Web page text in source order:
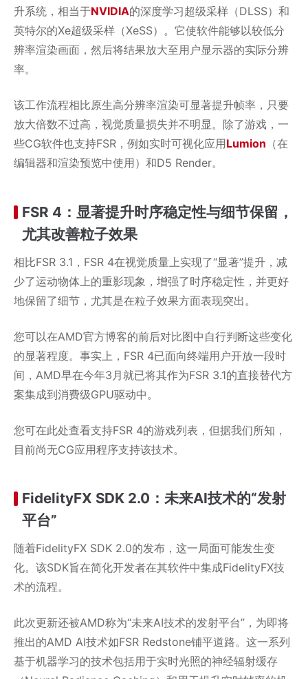
升系统，相当于NVIDIA的深度学习超级采样（DLSS）和
英特尔的Xe超级采样（XeSS）。它使软件能够以较低分
辨率渲染画面，然后将结果放大至用户显示器的实际分辨
率。
该工作流程相比原生高分辨率渲染可显著提升帧率，只要
放大倍数不过高，视觉质量损失并不明显。除了游戏，一
些CG软件也支持FSR，例如实时可视化应用Lumion （在
编辑器和渲染预览中使用）和D5 Render。
FSR 4：显著提升时序稳定性与细节保留，
尤其改善粒子效果
相比FSR 3.1，FSR 4在视觉质量上实现了“显著”提升，减
少了运动物体上的重影现象，增强了时序稳定性，并更好
地保留了细节，尤其是在粒子效果方面表现突出。
您可以在AMD官方博客的前后对比图中自行判断这些变化
的显著程度。事实上，FSR 4已面向终端用户开放一段时
间，AMD早在今年3月就已将其作为FSR 3.1的直接替代方
案集成到消费级GPU驱动中。
您可在此处查看支持FSR 4的游戏列表，但据我们所知，
目前尚无CG应用程序支持该技术。
FidelityFX SDK 2.0：未来AI技术的“发射
平台”
随着FidelityFX SDK 2.0的发布，这一局面可能发生变
化。该SDK旨在简化开发者在其软件中集成FidelityFX技
术的流程。
此次更新还被AMD称为“未来AI技术的发射平台”，为即将
推出的AMD AI技术如FSR Redstone铺平道路。这一系列
基于机器学习的技术包括用于实时光照的神经辐射缓存